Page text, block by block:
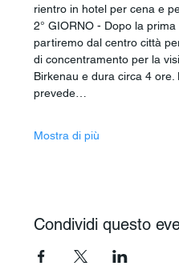
rientro in hotel per cena e
2° GIORNO - Dopo la prima
partiremo dal centro città
di concentramento per la
Birkenau e dura circa 4 ore.
prevede…
Mostra di più
Condividi questo